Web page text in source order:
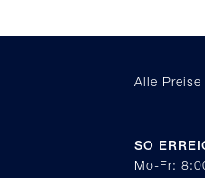
Alle
SO
Mo-Fr: